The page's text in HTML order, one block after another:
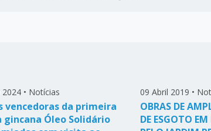
2024• Notícias
vencedoras da primeira
gincana Óleo Solidário
09 Abril 2019 •
OBRAS DE
DE ESGOTO